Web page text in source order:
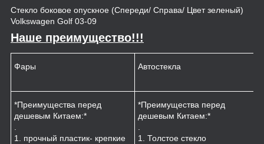
Стекло боковое опускное (Спереди/ Справа/ Цвет зеленый)
Volkswagen Golf 03-09
Наше преимущество!!!
Фары Автостекла
*Преимущества перед
дешевым Китаем:*
.
1. прочный пластик- крепкие
*Преимущества перед
дешевым Китаем:*
.
1. Толстое стекло